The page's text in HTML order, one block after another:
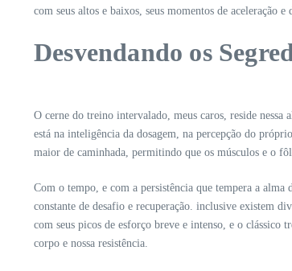
com seus altos e baixos, seus momentos de aceleração
Desvendando os
O cerne do treino intervalado, meus caros, reside nessa
está na inteligência da dosagem, na percepção do
maior de caminhada, permitindo que os músculos e o
Com o tempo, e com a persistência que tempera a alma
constante de desafio e recuperação. inclusive existem
com seus picos de esforço breve e intenso, e o clássico
corpo e nossa resistência.